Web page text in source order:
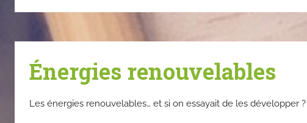
Énergies renouvelables
Les énergies renouvelables… et si on essayait de les développer ?